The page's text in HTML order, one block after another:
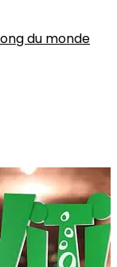
du monde